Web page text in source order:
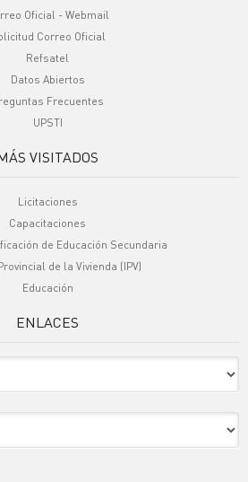
Oficial - Webmail
Correo Oficial
Refsatel
Datos Abiertos
Frecuentes
UPSTI
VISITADOS
Licitaciones
Capacitaciones
de Educación Secundaria
de la Vivienda (IPV)
Educación
ENLACES